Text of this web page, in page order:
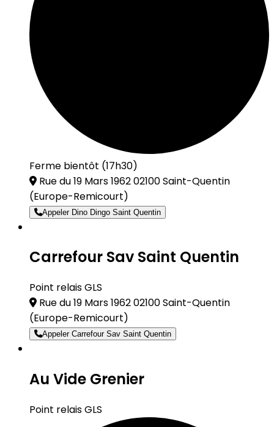
Ferme bientôt (17h30)
Rue du 19 Mars 1962 02100 Saint-Quentin
(Europe-Remicourt)
Appeler Dino Dingo Saint Quentin
Carrefour Sav Saint Quentin
Point relais GLS
Rue du 19 Mars 1962 02100 Saint-Quentin
(Europe-Remicourt)
Appeler Carrefour Sav Saint Quentin
Au Vide Grenier
Point relais GLS